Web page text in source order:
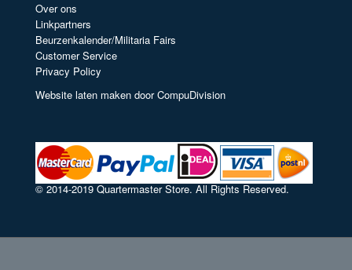
Over ons
Linkpartners
Beurzenkalender/Militaria Fairs
Customer Service
Privacy Policy
Website laten maken door CompuDivision
© 2014-2019 Quartermaster Store. All Rights Reserved.